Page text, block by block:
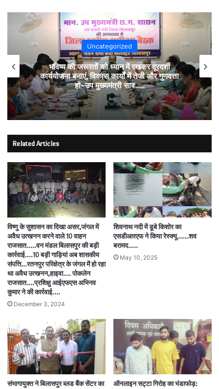
Uncategorized
भविष्य की जरूरतों को ध्यान में रखकर दूरदर्शी
कार्ययोजना बनाएं, विकास कार्यों में तेजी और गुणवत्ता
हो–उप मुख्यमंत्री साव…..
Related Articles
विष्णु के सुशासन का दिखा असर,जंगल में
अवैध उत्खनन करने वाले 10 वाहन
राजसात…..वन मंडल बिलासपुर की बड़ी
कार्रवाई….10 बड़ी गाड़ियां अब शासकीय
संपत्ति…रतनपुर परिक्षेत्र के जंगल में हो रहा
था अवैध उत्खनन,हाइवा…. पोकलेन
राजसात….प्रशिक्षु आईएफएस अभिनव
कुमार ने की कार्रवाई….
December 3, 2024
शिवनाथ नदी में डूबे किशोर का
एसडीआरएफ ने किया रेस्क्यू……शव
बरामद…..
May 10, 2025
संभागायुक्त ने बिलासपुर ब्लड बैंक सेंटर का
ऑनलाइन सट्टा गिरोह का भंडाफोड़: